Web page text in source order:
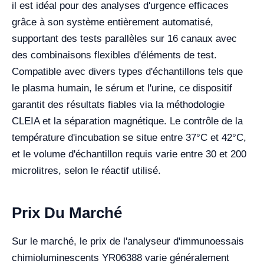
il est idéal pour des analyses d'urgence efficaces
grâce à son système entièrement automatisé,
supportant des tests parallèles sur 16 canaux avec
des combinaisons flexibles d'éléments de test.
Compatible avec divers types d'échantillons tels que
le plasma humain, le sérum et l'urine, ce dispositif
garantit des résultats fiables via la méthodologie
CLEIA et la séparation magnétique. Le contrôle de la
température d'incubation se situe entre 37°C et 42°C,
et le volume d'échantillon requis varie entre 30 et 200
microlitres, selon le réactif utilisé.
Prix Du Marché
Sur le marché, le prix de l'analyseur d'immunoessais
chimioluminescents YR06388 varie généralement